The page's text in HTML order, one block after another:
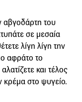
αβγοδάρτη του
σε μεσαία
λίγη λίγη την
αφράτο το
και τέλος
κρέμα στο ψυγείο.